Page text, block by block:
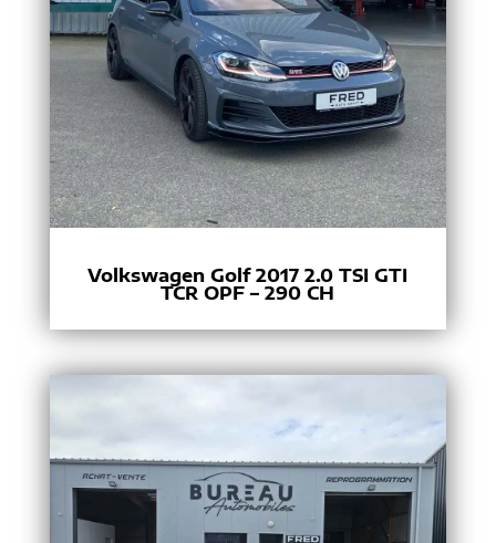
Volkswagen Golf 2017 2.0 TSI GTI
TCR OPF – 290 CH